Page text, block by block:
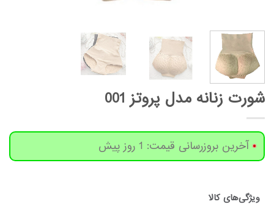
شورت زنانه مدل پروتز 001
آخرین بروزرسانی قیمت: 1 روز پیش